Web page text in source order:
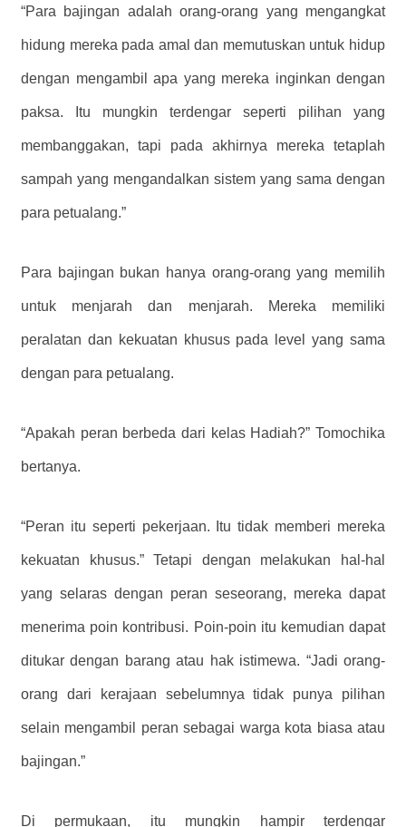
“Para bajingan adalah orang-orang yang mengangkat
hidung mereka pada amal dan memutuskan untuk hidup
dengan mengambil apa yang mereka inginkan dengan
paksa. Itu mungkin terdengar seperti pilihan yang
membanggakan, tapi pada akhirnya mereka tetaplah
sampah yang mengandalkan sistem yang sama dengan
para petualang.”
Para bajingan bukan hanya orang-orang yang memilih
untuk menjarah dan menjarah. Mereka memiliki
peralatan dan kekuatan khusus pada level yang sama
dengan para petualang.
“Apakah peran berbeda dari kelas Hadiah?” Tomochika
bertanya.
“Peran itu seperti pekerjaan. Itu tidak memberi mereka
kekuatan khusus.” Tetapi dengan melakukan hal-hal
yang selaras dengan peran seseorang, mereka dapat
menerima poin kontribusi. Poin-poin itu kemudian dapat
ditukar dengan barang atau hak istimewa. “Jadi orang-
orang dari kerajaan sebelumnya tidak punya pilihan
selain mengambil peran sebagai warga kota biasa atau
bajingan.”
Di permukaan, itu mungkin hampir terdengar